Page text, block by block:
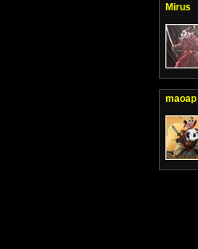
Mirus
maoap